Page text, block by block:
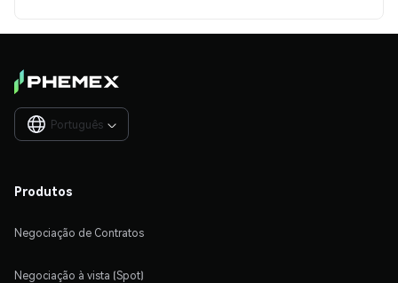
Português 
Produtos
Negociação de Contratos
Negociação à vista (Spot)